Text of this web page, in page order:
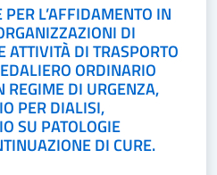
L’AFFIDAMENTO IN
DI
ATTIVITÀ DI TRASPORTO
ORDINARIO
REGIME DI URGENZA,
PER DIALISI,
SU PATOLOGIE
DI CURE.